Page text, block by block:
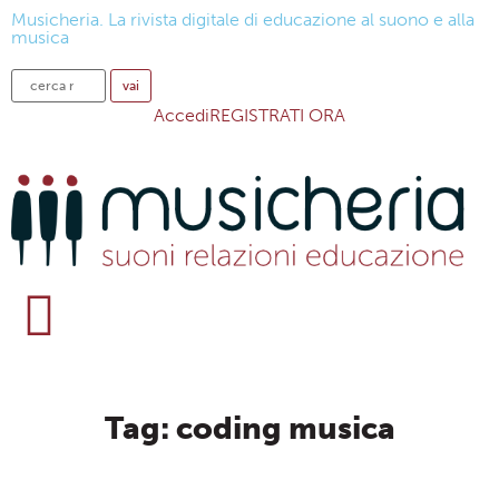
Musicheria. La rivista digitale di educazione al suono e alla
musica
AccediREGISTRATI ORA
Tag: coding musica